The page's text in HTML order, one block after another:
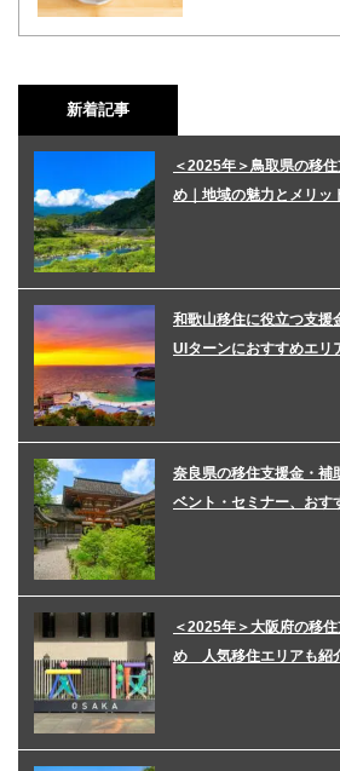
新着記事
＜2025年＞鳥取県の移
め｜地域の魅力とメリッ
和歌山移住に役立つ支
UIターンにおすすめエリ
奈良県の移住支援金・補
ベント・セミナー、おす
＜2025年＞大阪府の移
め 人気移住エリアも紹